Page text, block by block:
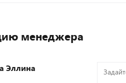
менеджера
Эллина
Задайте